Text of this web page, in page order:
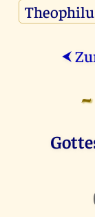
⮜
-